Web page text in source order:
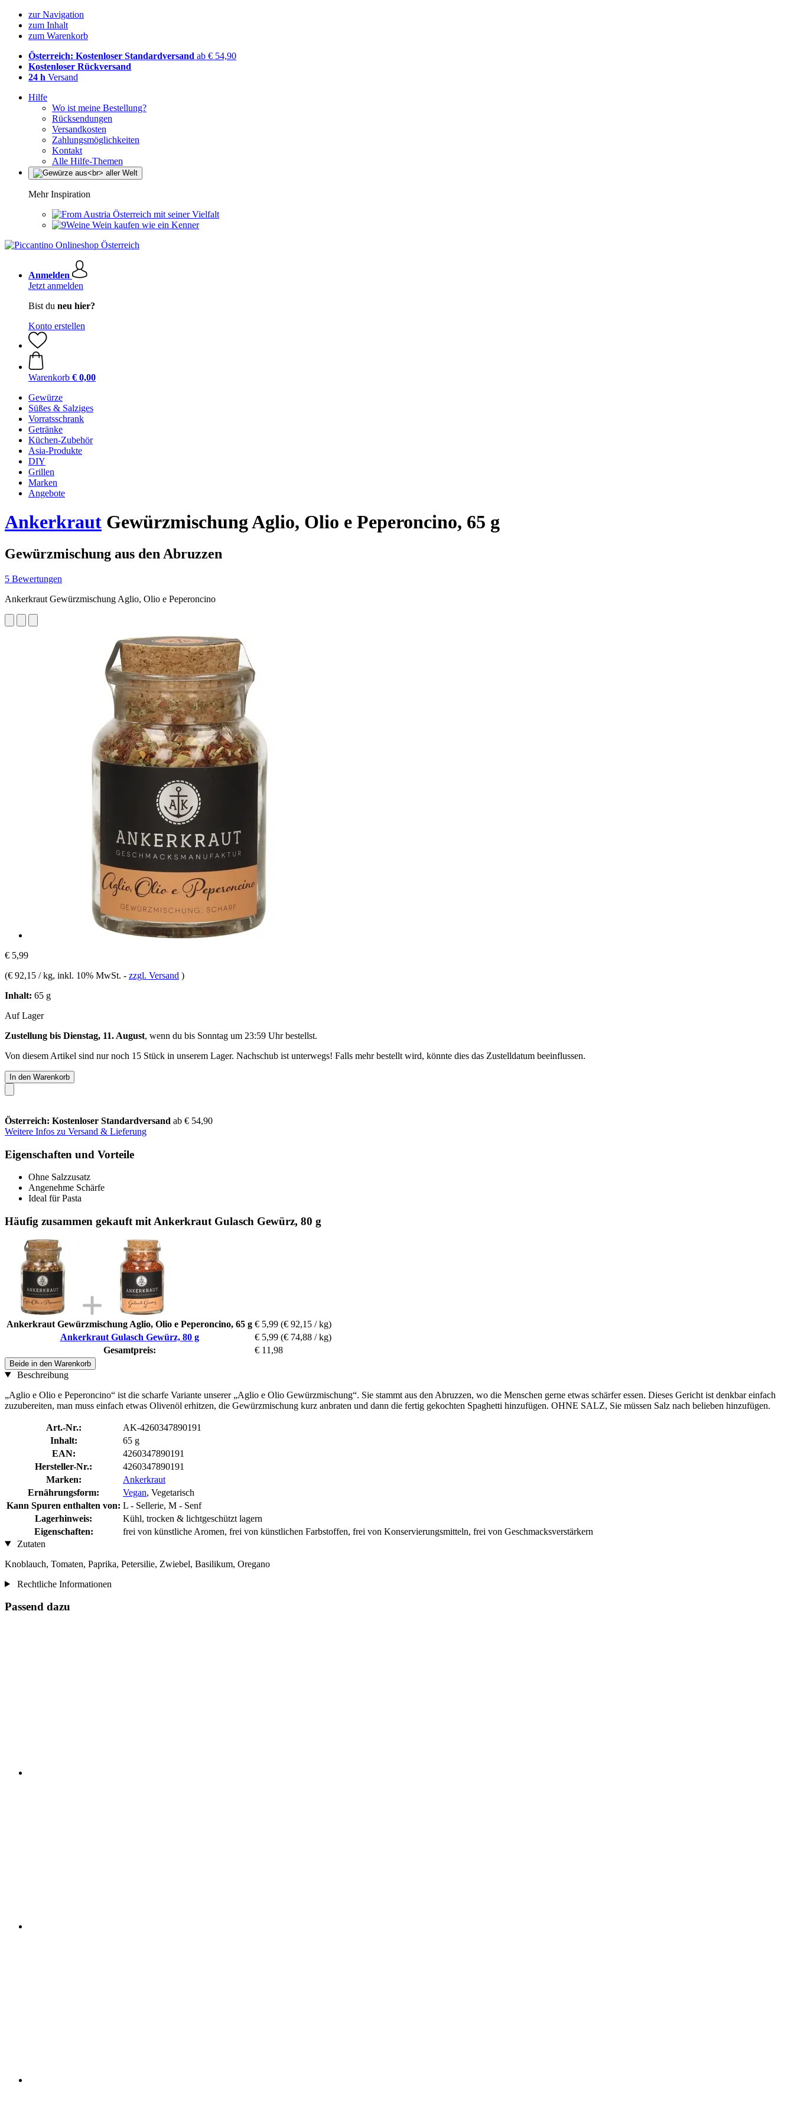
zur Navigation
zum Inhalt
zum Warenkorb
Österreich: Kostenloser Standardversand ab € 54,90
Kostenloser Rückversand
24 h Versand
Hilfe
Wo ist meine Bestellung?
Rücksendungen
Versandkosten
Zahlungsmöglichkeiten
Kontakt
Alle Hilfe-Themen
Mehr Inspiration
Österreich mit seiner Vielfalt
Wein kaufen wie ein Kenner
Anmelden
Jetzt anmelden
Bist du neu hier?
Konto erstellen
Warenkorb € 0,00
Gewürze
Süßes & Salziges
Vorratsschrank
Getränke
Küchen-Zubehör
Asia-Produkte
DIY
Grillen
Marken
Angebote
Ankerkraut Gewürzmischung Aglio, Olio e Peperoncino, 65 g
Gewürzmischung aus den Abruzzen
5 Bewertungen
Ankerkraut Gewürzmischung Aglio, Olio e Peperoncino
€ 5,99
(€ 92,15 / kg, inkl. 10% MwSt. - zzgl. Versand )
Inhalt: 65 g
Auf Lager
Zustellung bis Dienstag, 11. August, wenn du bis Sonntag um 23:59 Uhrbestellst.
Von diesem Artikel sind nur noch 15 Stück in unserem Lager. Nachschub ist unterwegs! Falls mehr bestellt wird, könnte dies das Zustelldatum beeinflussen.
In den Warenkorb
Österreich: Kostenloser Standardversand ab € 54,90
Weitere Infos zu Versand & Lieferung
Eigenschaften und Vorteile
Ohne Salzzusatz
Angenehme Schärfe
Ideal für Pasta
Häufig zusammen gekauft mit Ankerkraut Gulasch Gewürz, 80 g
Ankerkraut Gewürzmischung Aglio, Olio e Peperoncino, 65 g € 5,99 (€ 92,15 / kg)
Ankerkraut Gulasch Gewürz, 80 g
€ 5,99 (€ 74,88 / kg)
Gesamtpreis:
€ 11,98
Beide in den Warenkorb
Beschreibung
„Aglio e Olio e Peperoncino“ ist die scharfe Variante unserer „Aglio e Olio Gewürzmischung“. Sie stammt aus den Abruzzen, wo die Menschen gerne etwas schärfer essen. Dieses Gericht ist denkbar einfach
zuzubereiten, man muss einfach etwas Olivenöl erhitzen, die Gewürzmischung kurz anbraten und dann die fertig gekochten Spaghetti hinzufügen. OHNE SALZ, Sie müssen Salz nach belieben hinzufügen.
Art.-Nr.:
AK-4260347890191
Inhalt:
65 g
EAN:
4260347890191
Hersteller-Nr.:
4260347890191
Marken:
Ankerkraut
Ernährungsform:
Vegan, Vegetarisch
Kann Spuren enthalten von: L - Sellerie, M - Senf
Lagerhinweis:
Kühl, trocken & lichtgeschützt lagern
Eigenschaften:
frei von künstliche Aromen, frei von künstlichen Farbstoffen, frei von Konservierungsmitteln, frei von Geschmacksverstärkern
Zutaten
Knoblauch, Tomaten, Paprika, Petersilie, Zwiebel, Basilikum, Oregano
Rechtliche Informationen
Passend dazu